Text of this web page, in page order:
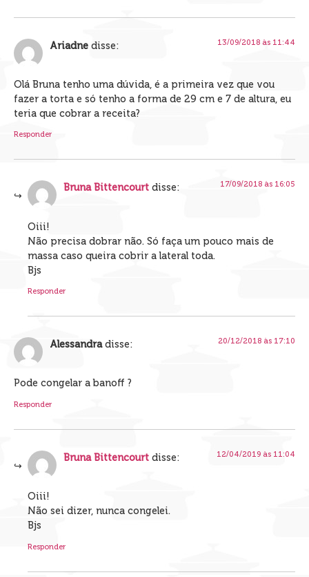
Ariadne disse: 13/09/2018 às 11:44
Olá Bruna tenho uma dúvida, é a primeira vez que vou
fazer a torta e só tenho a forma de 29 cm e 7 de altura, eu
teria que cobrar a receita?
Responder
Bruna Bittencourt disse: 17/09/2018 às 16:05
Oiii!
Não precisa dobrar não. Só faça um pouco mais de
massa caso queira cobrir a lateral toda.
Bjs
Responder
Alessandra disse: 20/12/2018 às 17:10
Pode congelar a banoff ?
Responder
Bruna Bittencourt disse: 12/04/2019 às 11:04
Oiii!
Não sei dizer, nunca congelei.
Bjs
Responder